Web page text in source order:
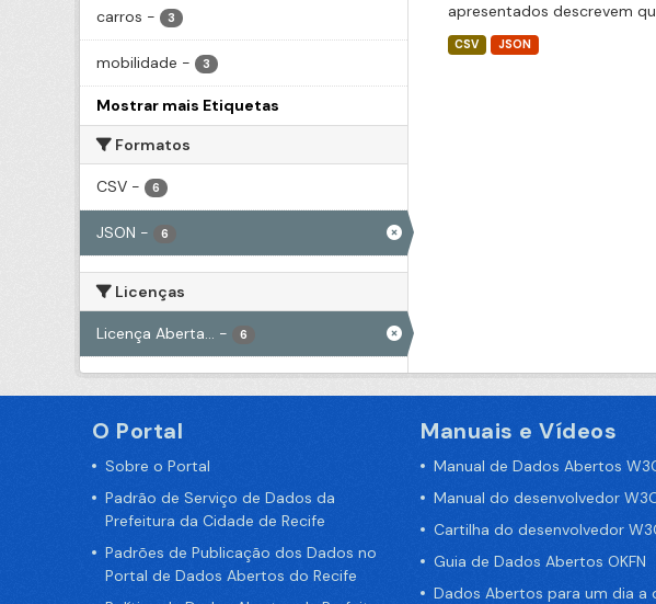
carros - 3
mobilidade - 3
Mostrar mais Etiquetas
Formatos
CSV - 6
JSON - 6
Licenças
Licença Aberta... - 6
apresentados descrevem
CSV JSON
O Portal
Sobre o Portal
Padrão de Serviço de Dados da
Prefeitura da Cidade de Recife
Padrões de Publicação dos Dados no
Portal de Dados Abertos do Recife
Manuais e Vídeos
Manual de Dados Abertos
Manual do desenvolvedor
Cartilha do desenvolvedor
Guia de Dados Abertos OKFN
Dados Abertos para um dia a